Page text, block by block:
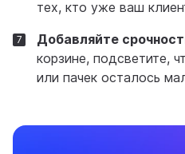
тех, кто уже ваш
Добавляйте
корзине, подсветите,
или пачек осталось